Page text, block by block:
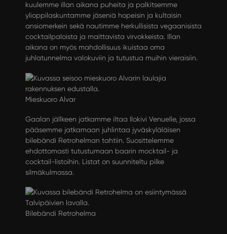
kuulemme illan aikana puheita ja palkitsemme
ylioppilaskuntamme jäseniä hopeisin ja kultaisin
ansiomerkein sekä nautimme herkullisista vegaanisista
cocktailpaloista ja maittavista virvokkeista. Illan
aikana on myös mahdollisuus ikuistaa oma
juhlatunnelma valokuviin ja tutustua muihin vieraisiin.
Mieskuoro Alvar
Gaalan jällkeen jatkamme iltaa Ilokivi Venuelle, jossa
pääsemme jatkamaan juhlintaa jyväskyläläisen
bilebändi Retrohelman tahtiin. Suosittelemme
ehdottomasti tutustumaan baarin mocktail- ja
cocktail-listoihin. Listat on suunniteltu pilke
silmäkulmassa.
Bilebändi Retrohelma